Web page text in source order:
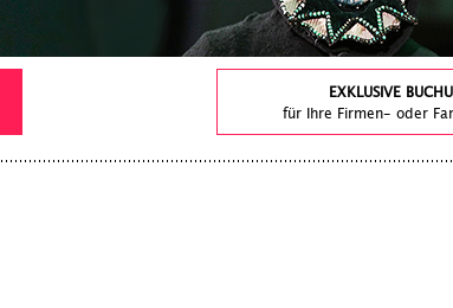
EXKLUSIVE
für Ihre Firmen- oder